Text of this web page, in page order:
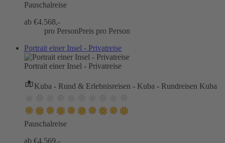
Pauschalreise
ab €4.568,-
pro PersonPreis pro Person
Portrait einer Insel - Privatreise
Portrait einer Insel - Privatreise
Kuba - Rund & Erlebnisreisen - Kuba - Rundreisen Kuba
Pauschalreise
ab €4.569,-